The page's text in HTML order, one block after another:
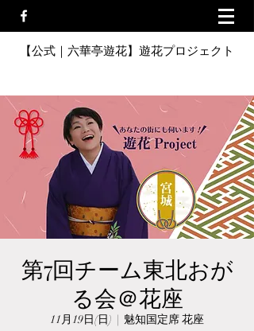
【公式｜六華亭遊花】遊花プロジェクト
第7回チーム東北おが
る会＠花座
11月19日(日)
  |
魅知国定席 花座